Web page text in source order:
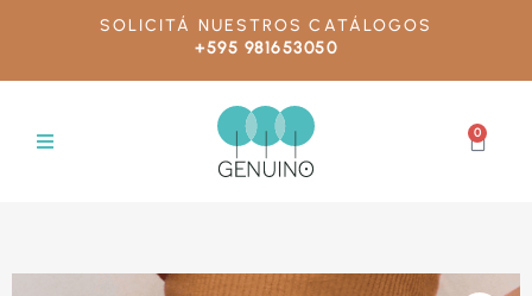
SOLICITÁ NUESTROS CATÁLOGOS
+595 981653050
0